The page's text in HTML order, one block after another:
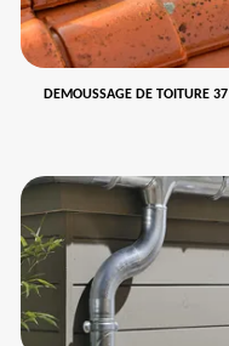
DEMOUSSAGE DE TOITURE 37